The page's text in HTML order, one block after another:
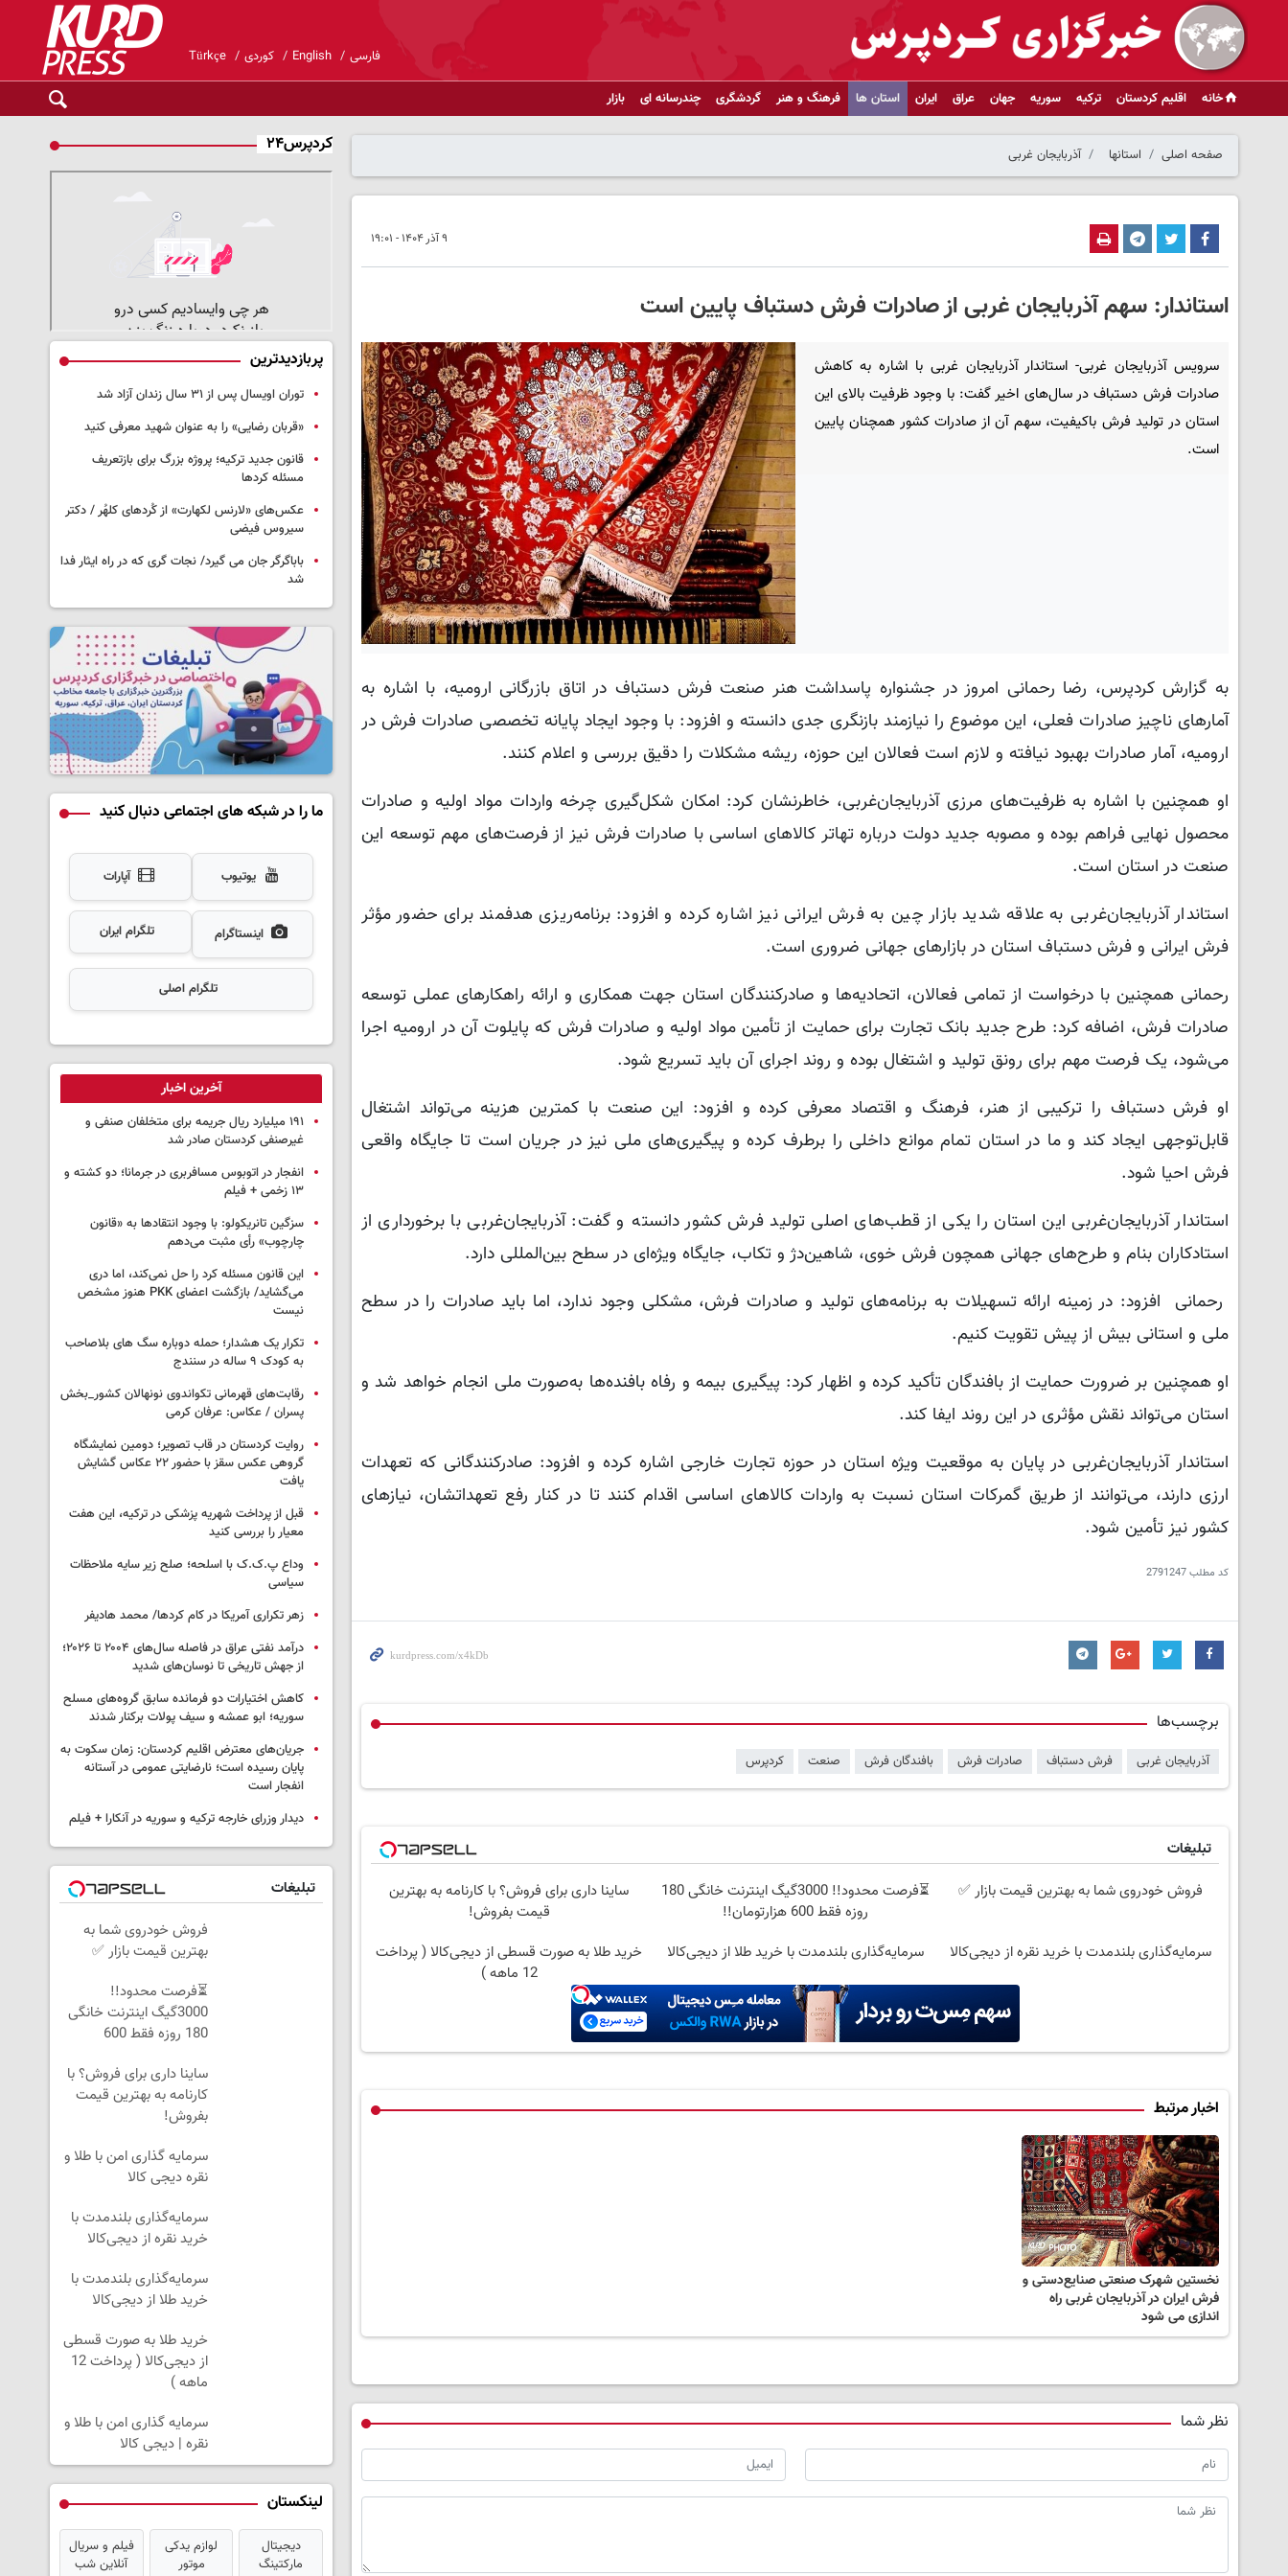
فارسی English کوردی Türkçe
خانه اقلیم کردستان ترکیه سوریه جهان عراق ایران استان ها فرهنگ و هنر گردشگری چندرسانه ای بازار
صفحه اصلی استانها آذربایجان غربی
۹ آذر ۱۴۰۴ - ۱۹:۰۱
استاندار: سهم آذربایجان غربی از صادرات فرش دستباف پایین است
سرویس آذربایجان غربی- استاندار آذربایجان غربی با اشاره به کاهش
صادرات فرش دستباف در سال‌های اخیر گفت: با وجود ظرفیت بالای این
استان در تولید فرش باکیفیت، سهم آن از صادرات کشور همچنان پایین
است.
به گزارش کردپرس، رضا رحمانی امروز در جشنواره پاسداشت هنر صنعت فرش دستباف در اتاق بازرگانی ارومیه، با اشاره به
آمارهای ناچیز صادرات فعلی، این موضوع را نیازمند بازنگری جدی دانسته و افزود: با وجود ایجاد پایانه تخصصی صادرات فرش در
ارومیه، آمار صادرات بهبود نیافته و لازم است فعالان این حوزه، ریشه مشکلات را دقیق بررسی و اعلام کنند.
او همچنین با اشاره به ظرفیت‌های مرزی آذربایجان‌غربی، خاطرنشان کرد: امکان شکل‌گیری چرخه واردات مواد اولیه و صادرات
محصول نهایی فراهم بوده و مصوبه جدید دولت درباره تهاتر کالاهای اساسی با صادرات فرش نیز از فرصت‌های مهم توسعه این
صنعت در استان است.
استاندار آذربایجان‌غربی به علاقه شدید بازار چین به فرش ایرانی نیز اشاره کرده و افزود: برنامه‌ریزی هدفمند برای حضور مؤثر
فرش ایرانی و فرش دستباف استان در بازارهای جهانی ضروری است.
رحمانی همچنین با درخواست از تمامی فعالان، اتحادیه‌ها و صادرکنندگان استان جهت همکاری و ارائه راهکارهای عملی توسعه
صادرات فرش، اضافه کرد: طرح جدید بانک تجارت برای حمایت از تأمین مواد اولیه و صادرات فرش که پایلوت آن در ارومیه اجرا
می‌شود، یک فرصت مهم برای رونق تولید و اشتغال بوده و روند اجرای آن باید تسریع شود.
او فرش دستباف را ترکیبی از هنر، فرهنگ و اقتصاد معرفی کرده و افزود: این صنعت با کمترین هزینه می‌تواند اشتغال
قابل‌توجهی ایجاد کند و ما در استان تمام موانع داخلی را برطرف کرده و پیگیری‌های ملی نیز در جریان است تا جایگاه واقعی
فرش احیا شود.
استاندار آذربایجان‌غربی این استان را یکی از قطب‌های اصلی تولید فرش کشور دانسته و گفت: آذربایجان‌غربی با برخورداری از
استادکاران بنام و طرح‌های جهانی همچون فرش خوی، شاهین‌دژ و تکاب، جایگاه ویژه‌ای در سطح بین‌المللی دارد.
رحمانی افزود: در زمینه ارائه تسهیلات به برنامه‌های تولید و صادرات فرش، مشکلی وجود ندارد، اما باید صادرات را در سطح
ملی و استانی بیش از پیش تقویت کنیم.
او همچنین بر ضرورت حمایت از بافندگان تأکید کرده و اظهار کرد: پیگیری بیمه و رفاه بافنده‌ها به‌صورت ملی انجام خواهد شد و
استان می‌تواند نقش مؤثری در این روند ایفا کند.
استاندار آذربایجان‌غربی در پایان به موقعیت ویژه استان در حوزه تجارت خارجی اشاره کرده و افزود: صادرکنندگانی که تعهدات
ارزی دارند، می‌توانند از طریق گمرکات استان نسبت به واردات کالاهای اساسی اقدام کنند تا در کنار رفع تعهداتشان، نیازهای
کشور نیز تأمین شود.
کد مطلب2791247
برچسب‌ها
آذربایجان غربی فرش دستباف صادرات فرش بافندگان فرش صنعت کردپرس
تبلیغات
فروش خودروی شما به بهترین قیمت بازار ✅
⏳فرصت محدود!! 3000گیگ اینترنت خانگی 180
روزه فقط 600 هزارتومان!!
ساینا داری برای فروش؟ با کارنامه به بهترین
قیمت بفروش!
سرمایه‌گذاری بلندمدت با خرید نقره از دیجی‌کالا
سرمایه‌گذاری بلندمدت با خرید طلا از دیجی‌کالا
خرید طلا به صورت قسطی از دیجی‌کالا ( پرداخت
12 ماهه )
اخبار مرتبط
نخستین شهرک صنعتی صنایع‌دستی و
فرش ایران در آذربایجان‌ غربی راه
اندازی می شود
نظر شما
کردپرس۲۴
پربازدیدترین
توران اویسال پس از ۳۱ سال زندان آزاد شد
«قربان رضایی» را به عنوان شهید معرفی کنید
قانون جدید ترکیه؛ پروژه بزرگ‌ برای بازتعریف
مسئله کردها
عکس‌های «لارنس لکهارت» از کُردهای کلهُر / دکتر
سیروس فیضی
باباگرگر جان می گیرد/ نجات گری که در راه ایثار فدا
شد
ما را در شبکه های اجتماعی دنبال کنید
یوتیوب آپارات
اینستاگرام تلگرام ایران
تلگرام اصلی
آخرین اخبار
۱۹۱ میلیارد ریال جریمه برای متخلفان صنفی و
غیرصنفی کردستان صادر شد
انفجار در اتوبوس مسافربری در جرمانا؛ دو کشته و
۱۳ زخمی + فیلم
سزگین تانریکولو: با وجود انتقادها به «قانون
چارچوب» رأی مثبت می‌دهم
این قانون مسئله کرد را حل نمی‌کند، اما دری
می‌گشاید/ بازگشت اعضای PKK هنوز مشخص
نیست
تکرار یک هشدار؛ حمله دوباره سگ های بلاصاحب
به کودک ۹ ساله در سنندج
رقابت‌های قهرمانی تکواندوی نونهالان کشور_بخش
پسران / عکاس: عرفان کرمی
روایت کردستان در قاب تصویر؛ دومین نمایشگاه
گروهی عکس سقز با حضور ۲۲ عکاس گشایش
یافت
قبل از پرداخت شهریه پزشکی در ترکیه، این هفت
معیار را بررسی کنید
وداع پ.ک.ک با اسلحه؛ صلح زیر سایه ملاحظات
سیاسی
زهر تکراری آمریکا در کام کردها/ محمد هادیفر
درآمد نفتی عراق در فاصله سال‌های ۲۰۰۴ تا ۲۰۲۶؛
از جهش تاریخی تا نوسان‌های شدید
کاهش اختیارات دو فرمانده سابق گروه‌های مسلح
سوریه؛ ابو عمشه و سیف پولات برکنار شدند
جریان‌های معترض اقلیم کردستان: زمان سکوت به
پایان رسیده است؛ نارضایتی عمومی در آستانه
انفجار است
دیدار وزرای خارجه ترکیه و سوریه در آنکارا + فیلم
تبلیغات
فروش خودروی شما به
بهترین قیمت بازار ✅
⏳فرصت محدود!!
3000گیگ اینترنت خانگی
180 روزه فقط 600
ساینا داری برای فروش؟ با
کارنامه به بهترین قیمت
بفروش!
سرمایه گذاری امن با طلا و
نقره دیجی کالا
سرمایه‌گذاری بلندمدت با
خرید نقره از دیجی‌کالا
سرمایه‌گذاری بلندمدت با
خرید طلا از دیجی‌کالا
خرید طلا به صورت قسطی
از دیجی‌کالا ( پرداخت 12
ماهه )
سرمایه گذاری امن با طلا و
نقره | دیجی کالا
لینکستان
دیجیتال
مارکتینگ
لوازم یدکی
موتور
فیلم و سریال
آنلاین شب